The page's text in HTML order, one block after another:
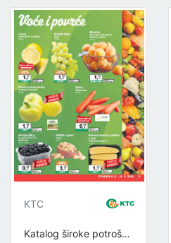
KTC
Katalog široke potrošnje